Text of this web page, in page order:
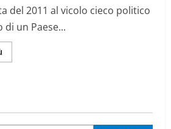
del 2011 al vicolo cieco politico
di un Paese...
informazioni
la